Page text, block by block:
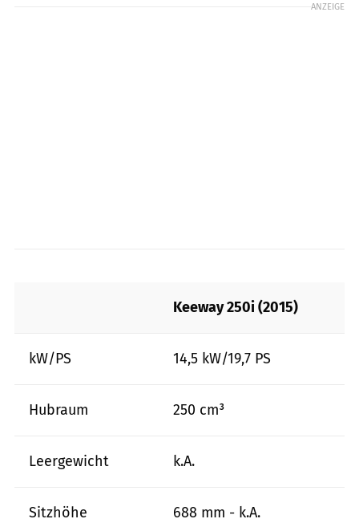
ANZEIGE
Keeway 250i (2015)
kW/PS 14,5 kW/19,7 PS
Hubraum 250 cm³
Leergewicht k.A.
Sitzhöhe 688 mm - k.A.